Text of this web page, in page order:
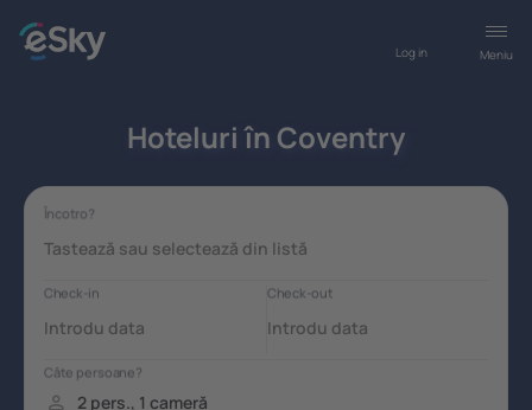
Meniu
Log in
Hoteluri în Coventry